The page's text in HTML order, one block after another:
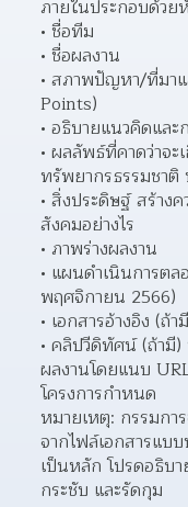
ภายในประกอบด้วย
ชื่อทีม
ชื่อผลงาน
สภาพปัญหา/ที่มา
Points)
อธิบายแนวคิดและ
ผลลัพธ์ที่คาดว่าจะ
ทรัพยากรธรรมชา
สิ่งประดิษฐ์ สร้าง
สังคมอย่างไร
ภาพร่างผลงาน
แผนดำเนินการตล
พฤศจิกายน 2566)
เอกสารอ้างอิง (ถ้า
คลิปวีดิทัศน์ (ถ้ามี)
ผลงานโดยแนบ
โครงการกำหนด
หมายเหตุ: กรรมกา
จากไฟล์เอกสารแบ
เป็นหลัก โปรดอธิบา
กระชับ และรัดกุม